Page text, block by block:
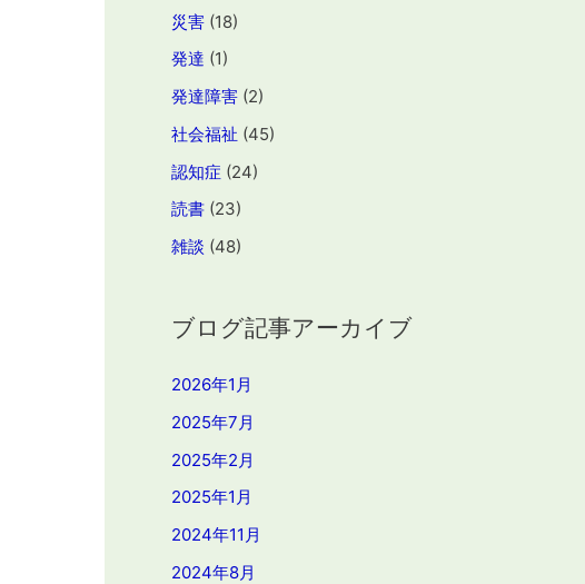
災害 (18)
発達 (1)
発達障害 (2)
社会福祉 (45)
認知症 (24)
読書 (23)
雑談 (48)
ブログ記事アーカイブ
2026年1月
2025年7月
2025年2月
2025年1月
2024年11月
2024年8月